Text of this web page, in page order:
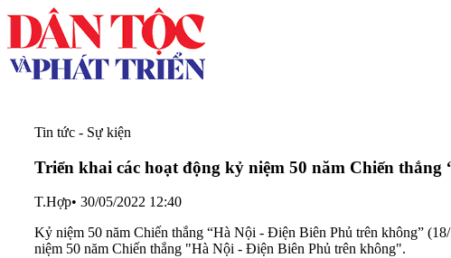
Tin tức - Sự kiện
Triển khai các hoạt động kỷ niệm 50 năm Chiến
T.Hợp• 30/05/2022 12:40
Kỷ niệm 50 năm Chiến thắng “Hà Nội - Điện Biên Phủ trên không”
niệm 50 năm Chiến thắng "Hà Nội - Điện Biên Phủ trên không".